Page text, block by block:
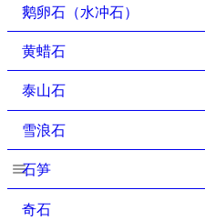
鹅卵石（水冲石）
黄蜡石
泰山石
雪浪石
石笋
奇石